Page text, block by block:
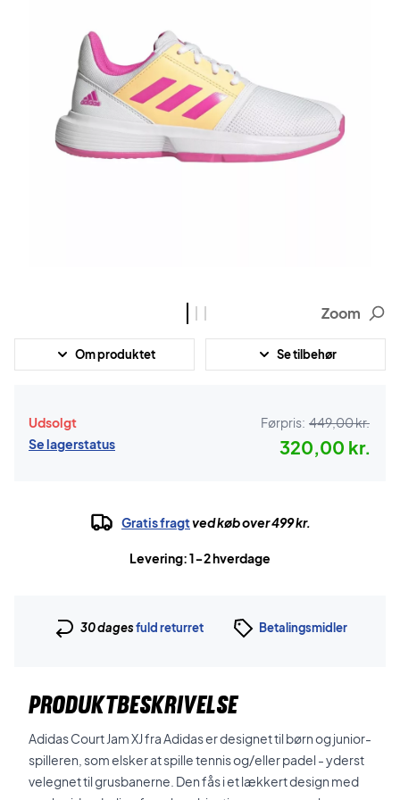
Zoom
Om produktet Se tilbehør
Udsolgt
Se lagerstatus
Førpris: 449,00 kr.
320,00 kr.
Gratis fragtved køb over 499 kr.
Levering: 1-2 hverdage
30 dagesfuld returret Betalingsmidler
PRODUKTBESKRIVELSE
Adidas Court Jam XJ fra Adidas er designet til børn og junior-
spilleren, som elsker at spille tennis og/eller padel - yderst
velegnet til grusbanerne. Den fås i et lækkert design med